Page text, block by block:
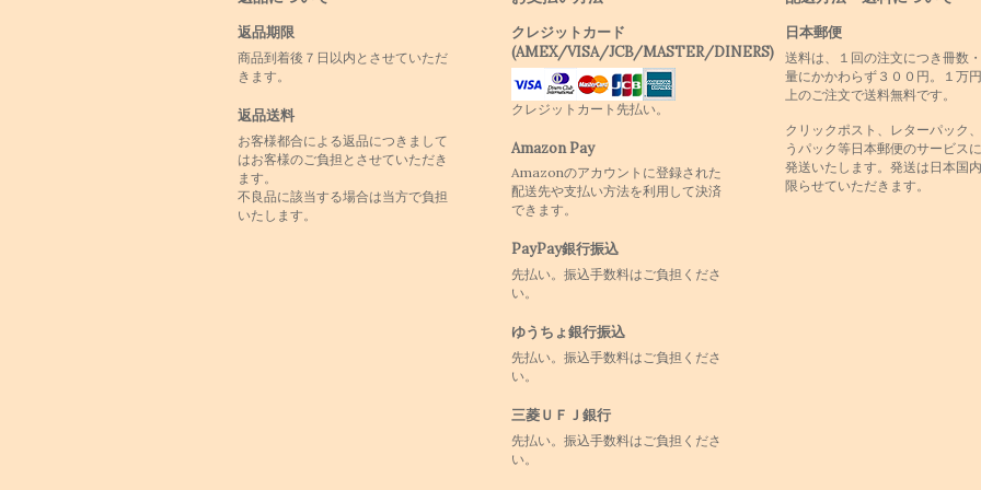
返品期限
商品到着後７日以内とさせていただ
きます。
返品送料
お客様都合による返品につきまして
はお客様のご負担とさせていただき
ます。
不良品に該当する場合は当方で負担
いたします。
クレジットカード
(AMEX/VISA/JCB/MASTER/DINERS)
クレジットカート先払い。
Amazon Pay
Amazonのアカウントに登録された
配送先や支払い方法を利用して決済
できます。
PayPay銀行振込
先払い。振込手数料はご負担くださ
い。
ゆうちょ銀行振込
先払い。振込手数料はご負担くださ
い。
三菱ＵＦＪ銀行
先払い。振込手数料はご負担くださ
い。
日本郵便
送料は、１回の注文につき冊数
量にかかわらず３００円。１万
上のご注文で送料無料です。
クリックポスト、レターパック
うパック等日本郵便のサービス
発送いたします。発送は日本国
限らせていただきます。